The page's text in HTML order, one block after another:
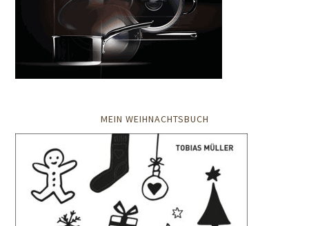
MEIN WEIHNACHTSBUCH